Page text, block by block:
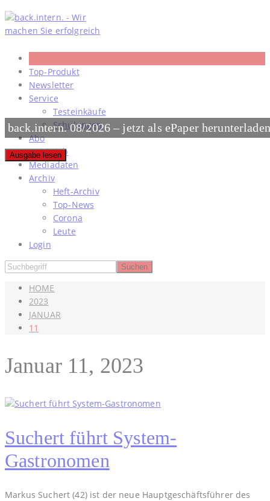
Skip
to
content
Top-Produkt
Newsletter
Service
Testeinkäufe
Schulungen
Abo
#meinjob
Mediadaten
Archiv
Heft-Archiv
Top-News
Corona
Leute
Login
HOME
2023
JANUAR
11
Januar 11, 2023
Suchert führt System-
Gastronomen
Markus Suchert (42) ist der neue Hauptgeschäftsführer des
back.intern. 08/2026 – jetzt als ePaper herunterladen
Ausgabe lesen